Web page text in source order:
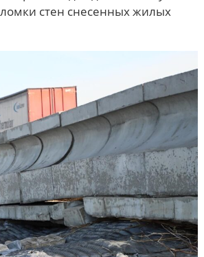
стен снесенных жилых